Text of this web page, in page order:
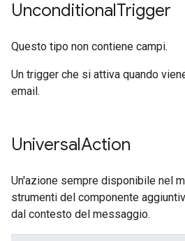
UnconditionalTrigger
Questo tipo non contiene campi.
Un trigger che si attiva quando
email.
UniversalAction
Un'azione sempre disponibile nel
strumenti del componente
dal contesto del messaggio.